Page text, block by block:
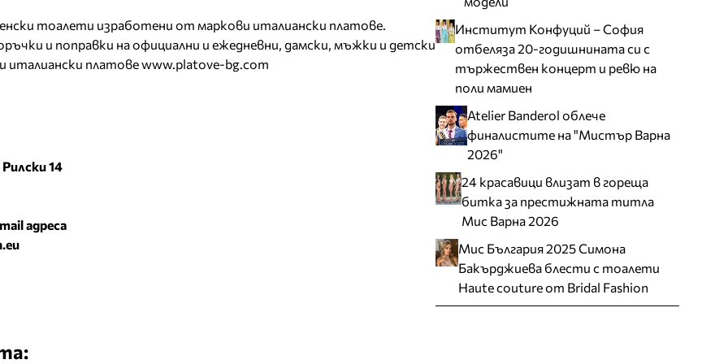
тоалети изработени от маркови италиански платове.
и поправки на официални и ежедневни, дамски, мъжки и детски
италиански платове www.platove-bg.com
14
адреса
Институт Конфуций – София
отбеляза 20-годишнината си с
тържествен концерт и ревю на
поли мамиен
Atelier Banderol облече
финалистите на "Мистър Варна
2026"
24 красавици влизат в гореща
битка за престижната титла
Мис Варна 2026
Мис България 2025 Симона
Бакърджиева блести с тоалети
Haute couture от Bridal Fashion